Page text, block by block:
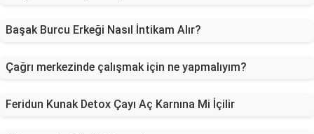
Başak Burcu Erkeği Nasıl İntikam Alır?
Çağrı merkezinde çalışmak için ne yapmalıyım?
Feridun Kunak Detox Çayı Aç Karnına Mi İçilir